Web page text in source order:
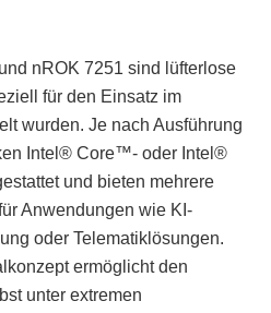
nROK 7251 sind lüfterlose
für den Einsatz im
wurden. Je nach Ausführung
Intel® Core™- oder Intel®
und bieten mehrere
Anwendungen wie KI-
oder Telematiklösungen.
ermöglicht den
unter extremen